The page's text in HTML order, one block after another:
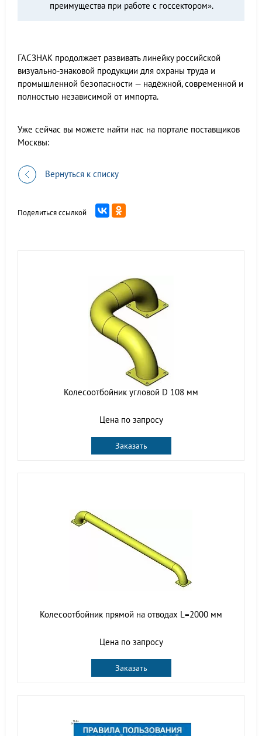
преимущества при работе с госсектором».
ГАСЗНАК продолжает развивать линейку российской
визуально-знаковой продукции для охраны труда и
промышленной безопасности — надёжной, современной и
полностью независимой от импорта.
Уже сейчас вы можете найти нас на портале поставщиков
Москвы:
Вернуться к списку
Поделиться ссылкой
Колесоотбойник угловой D 108 мм
Цена по запросу
Заказать
Колесоотбойник прямой на отводах L=2000 мм
Цена по запросу
Заказать